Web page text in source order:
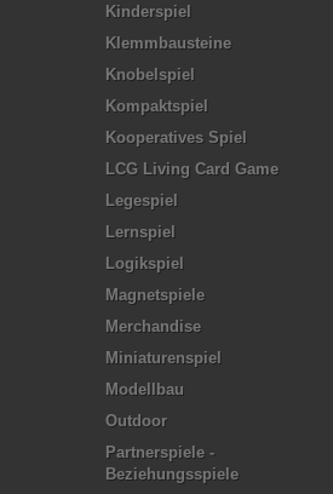
Kinderspiel
Klemmbausteine
Knobelspiel
Kompaktspiel
Kooperatives Spiel
LCG Living Card Game
Legespiel
Lernspiel
Logikspiel
Magnetspiele
Merchandise
Miniaturenspiel
Modellbau
Outdoor
Partnerspiele -
Beziehungsspiele